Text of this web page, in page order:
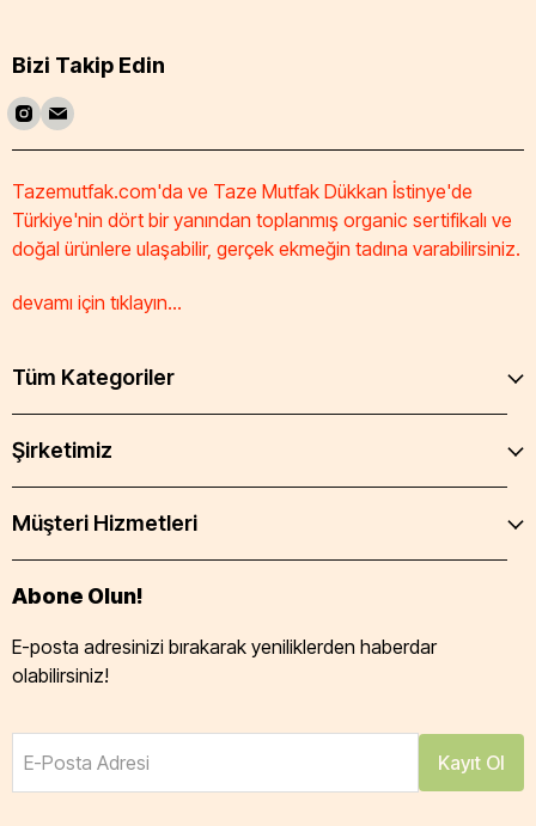
Bizi Takip Edin
Tazemutfak.com'da ve Taze Mutfak Dükkan İstinye'de
Türkiye'nin dört bir yanından toplanmış organic sertifikalı ve
doğal ürünlere ulaşabilir, gerçek ekmeğin tadına varabilirsiniz.
devamı için tıklayın...
Tüm Kategoriler
Şirketimiz
Müşteri Hizmetleri
Abone Olun!
E-posta adresinizi bırakarak yeniliklerden haberdar
olabilirsiniz!
E-Posta Adresi Kayıt Ol